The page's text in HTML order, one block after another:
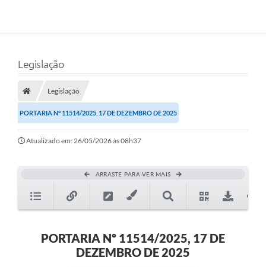
Legislação
Legislação
PORTARIA Nº 11514/2025, 17 DE DEZEMBRO DE 2025
Atualizado em: 26/05/2026 às 08h37
ARRASTE PARA VER MAIS
PORTARIA Nº 11514/2025, 17 DE
DEZEMBRO DE 2025